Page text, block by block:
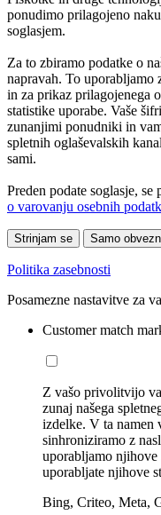
ponudimo prilagojeno
soglasjem.
Za to zbiramo podatke o
napravah. To uporabljamo
in za prikaz prilagojenega
statistike uporabe. Vaše
zunanjimi ponudniki in
spletnih oglaševalskih
sami.
Preden podate soglasje,
o varovanju osebnih
Strinjam se Samo
Politika zasebnosti
Posamezne nastavitve za
Customer match
Z vašo privolitvijo
zunaj našega
izdelke. V ta namen
sinhroniziramo z
uporabljamo njihove
uporabljate njihove
Bing, Criteo, Meta,